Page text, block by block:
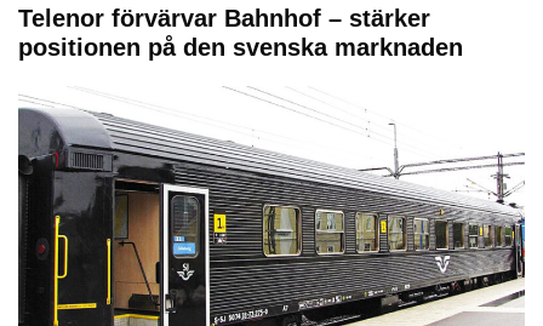
Telenor förvärvar Bahnhof – stärker
positionen på den svenska marknaden